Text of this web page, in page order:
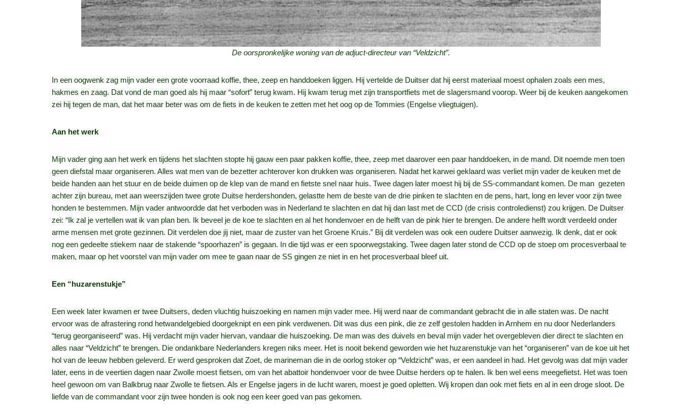
De oorspronkelijke woning van de adjuct-directeur van “Veldzicht”.
In een oogwenk zag mijn vader een grote voorraad koffie, thee, zeep en handdoeken liggen. Hij vertelde de Duitser dat hij eerst materiaal moest ophalen zoals een mes,
hakmes en zaag. Dat vond de man goed als hij maar “sofort” terug kwam. Hij kwam terug met zijn transportfiets met de slagersmand voorop. Weer bij de keuken aangekomen
zei hij tegen de man, dat het maar beter was om de fiets in de keuken te zetten met het oog op de Tommies (Engelse vliegtuigen).
Aan het werk
Mijn vader ging aan het werk en tijdens het slachten stopte hij gauw een paar pakken koffie, thee, zeep met daarover een paar handdoeken, in de mand. Dit noemde men toen
geen diefstal maar organiseren. Alles wat men van de bezetter achterover kon drukken was organiseren. Nadat het karwei geklaard was verliet mijn vader de keuken met de
beide handen aan het stuur en de beide duimen op de klep van de mand en fietste snel naar huis. Twee dagen later moest hij bij de SS-commandant komen. De man gezeten
achter zijn bureau, met aan weerszijden twee grote Duitse herdershonden, gelastte hem de beste van de drie pinken te slachten en de pens, hart, long en lever voor zijn twee
honden te bestemmen. Mijn vader antwoordde dat het verboden was in Nederland te slachten en dat hij dan last met de CCD (de crisis controledienst) zou krijgen. De Duitser
zei: “Ik zal je vertellen wat ik van plan ben. Ik beveel je de koe te slachten en al het hondenvoer en de helft van de pink hier te brengen. De andere helft wordt verdeeld onder
arme mensen met grote gezinnen. Dit verdelen doe jij niet, maar de zuster van het Groene Kruis.” Bij dit verdelen was ook een oudere Duitser aanwezig. Ik denk, dat er ook
nog een gedeelte stiekem naar de stakende “spoorhazen” is gegaan. In die tijd was er een spoorwegstaking. Twee dagen later stond de CCD op de stoep om procesverbaal te
maken, maar op het voorstel van mijn vader om mee te gaan naar de SS gingen ze niet in en het procesverbaal bleef uit.
Een “huzarenstukje”
Een week later kwamen er twee Duitsers, deden vluchtig huiszoeking en namen mijn vader mee. Hij werd naar de commandant gebracht die in alle staten was. De nacht
ervoor was de afrastering rond hetwandelgebied doorgeknipt en een pink verdwenen. Dit was dus een pink, die ze zelf gestolen hadden in Arnhem en nu door Nederlanders
“terug georganiseerd” was. Hij verdacht mijn vader hiervan, vandaar die huiszoeking. De man was des duivels en beval mijn vader het overgebleven dier direct te slachten en
alles naar “Veldzicht” te brengen. Die ondankbare Nederlanders kregen niks meer. Het is nooit bekend geworden wie het huzarenstukje van het “organiseren” van de koe uit het
hol van de leeuw hebben geleverd. Er werd gesproken dat Zoet, de marineman die in de oorlog stoker op “Veldzicht” was, er een aandeel in had. Het gevolg was dat mijn vader
later, eens in de veertien dagen naar Zwolle moest fietsen, om van het abattoir hondenvoer voor de twee Duitse herders op te halen. Ik ben wel eens meegefietst. Het was toen
heel gewoon om van Balkbrug naar Zwolle te fietsen. Als er Engelse jagers in de lucht waren, moest je goed opletten. Wij kropen dan ook met fiets en al in een droge sloot. De
liefde van de commandant voor zijn twee honden is ook nog een keer goed van pas gekomen.